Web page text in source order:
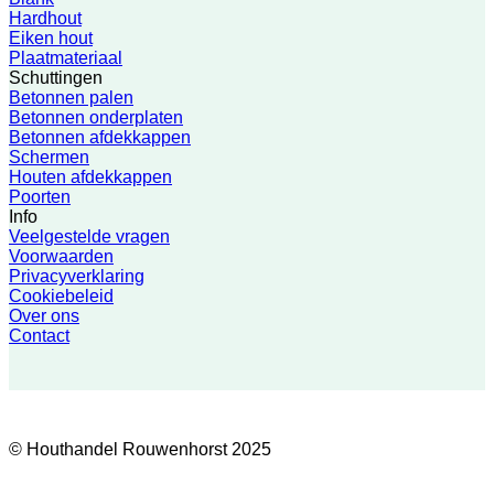
Hardhout
Eiken hout
Plaatmateriaal
Schuttingen
Betonnen palen
Betonnen onderplaten
Betonnen afdekkappen
Schermen
Houten afdekkappen
Poorten
Info
Veelgestelde vragen
Voorwaarden
Privacyverklaring
Cookiebeleid
Over ons
Contact
© Houthandel Rouwenhorst 2025